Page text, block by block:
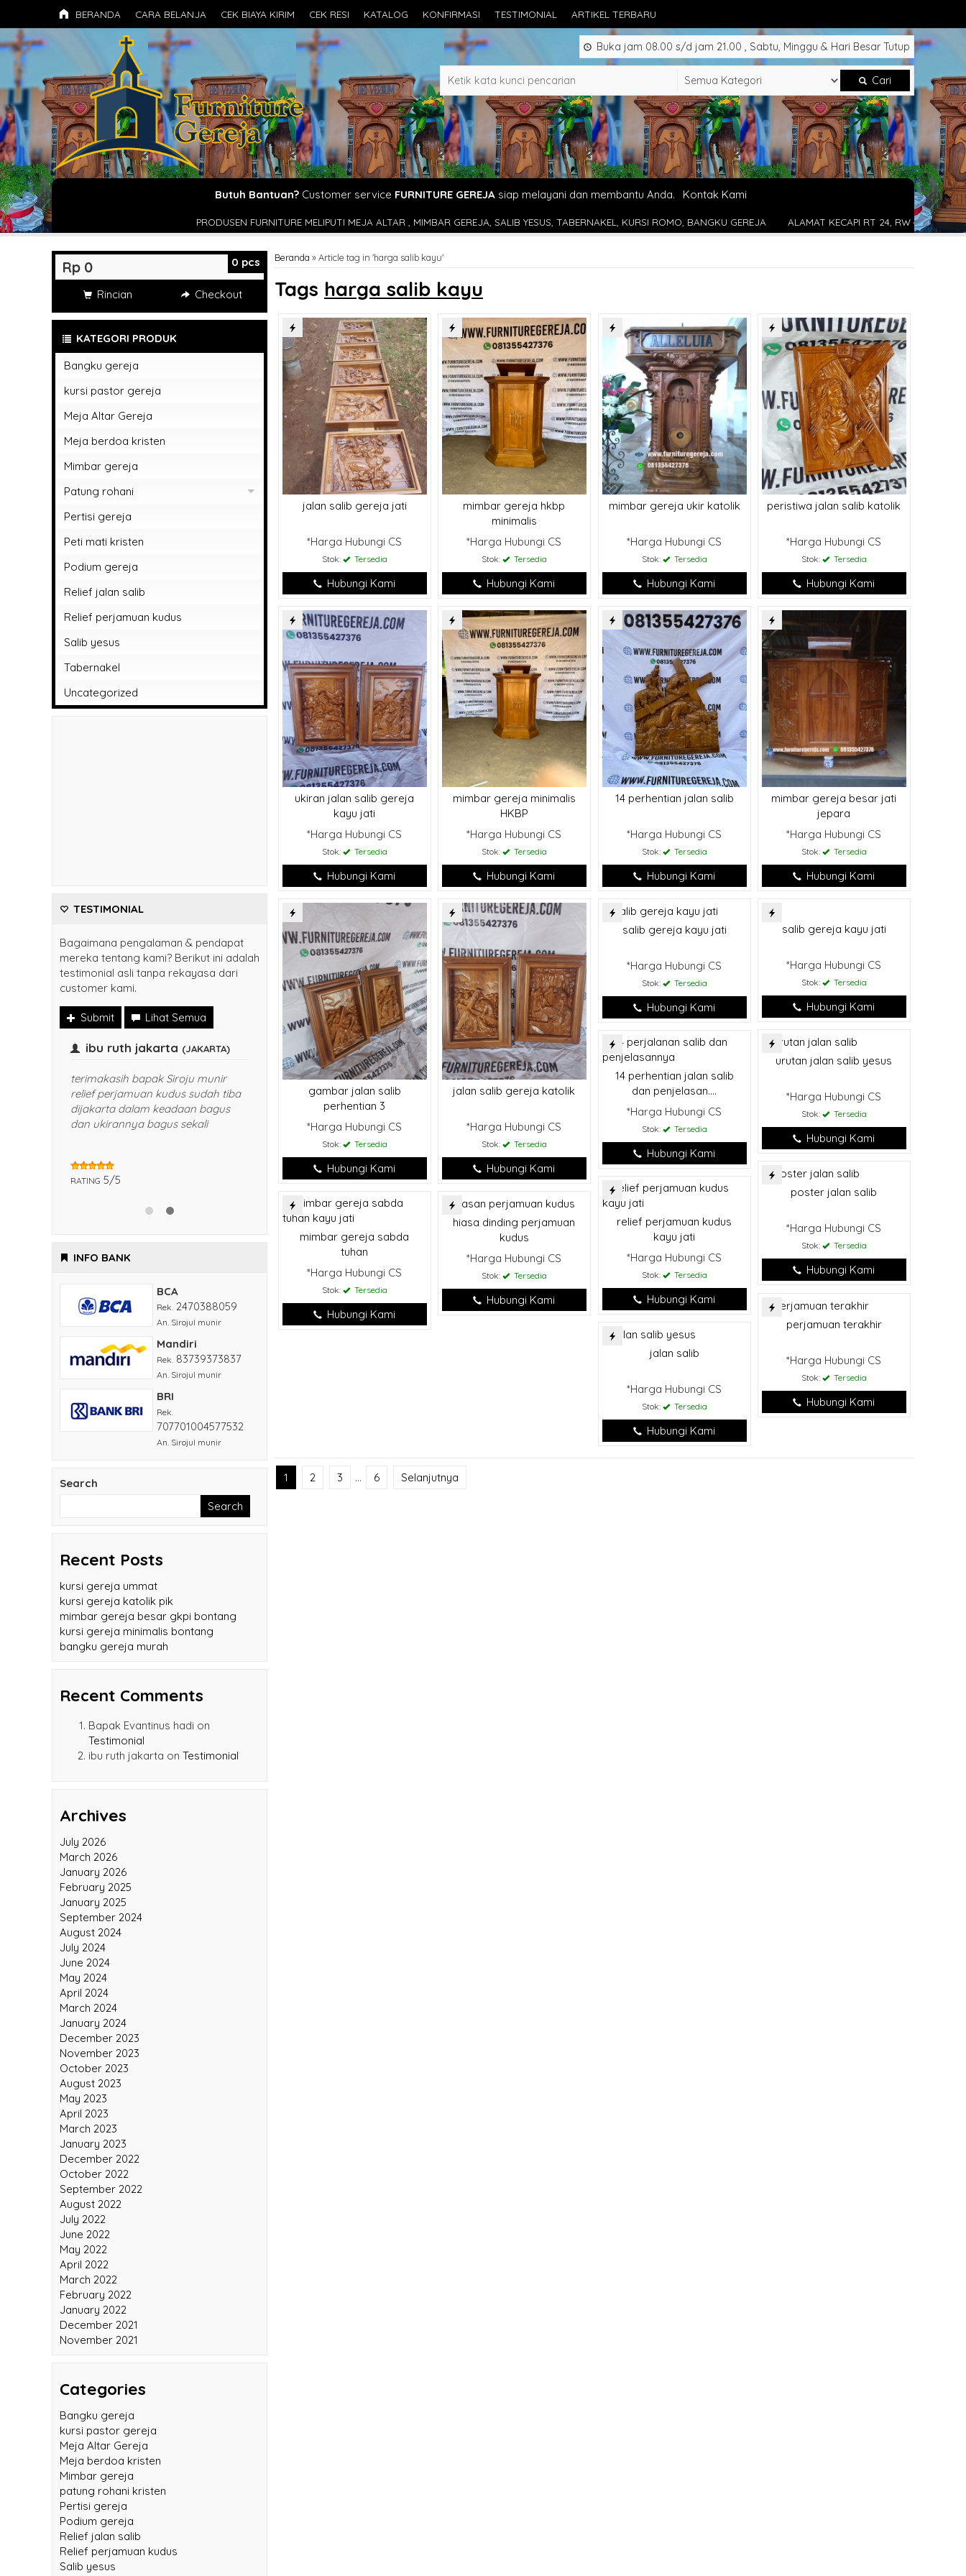
BERANDA CARA BELANJA CEK BIAYA KIRIM CEK RESI KATALOG KONFIRMASI TESTIMONIAL ARTIKEL TERBARU
Buka jam 08.00 s/d jam 21.00 , Sabtu, Minggu & Hari Besar Tutup
Cari
Butuh Bantuan?Customer service FURNITURE GEREJAsiap melayani dan membantu Anda. Kontak Kami
PRODUSEN FURNITURE MELIPUTI MEJA ALTAR , MIMBAR GEREJA, SALIB YESUS, TABERNAKEL, KURSI ROMO, BANGKU GEREJA ALAMAT KECAPI RT 24, RW 4 - TAHUNAN - JEPARA
Beranda »Article tag in 'harga salib kayu'
Tags harga salib kayu
jalan salib gereja jati
*Harga Hubungi CS
Stok: Tersedia
Hubungi Kami
mimbar gereja hkbp
minimalis
*Harga Hubungi CS
Stok: Tersedia
Hubungi Kami
mimbar gereja ukir katolik
*Harga Hubungi CS
Stok: Tersedia
Hubungi Kami
peristiwa jalan salib katolik
*Harga Hubungi CS
Stok: Tersedia
Hubungi Kami
ukiran jalan salib gereja
kayu jati
*Harga Hubungi CS
Stok: Tersedia
Hubungi Kami
mimbar gereja minimalis
HKBP
*Harga Hubungi CS
Stok: Tersedia
Hubungi Kami
14 perhentian jalan salib
*Harga Hubungi CS
Stok: Tersedia
Hubungi Kami
mimbar gereja besar jati
jepara
*Harga Hubungi CS
Stok: Tersedia
Hubungi Kami
gambar jalan salib
perhentian 3
*Harga Hubungi CS
Stok: Tersedia
Hubungi Kami
jalan salib gereja katolik
*Harga Hubungi CS
Stok: Tersedia
Hubungi Kami
salib gereja kayu jati
*Harga Hubungi CS
Stok: Tersedia
Hubungi Kami
salib gereja kayu jati
*Harga Hubungi CS
Stok: Tersedia
Hubungi Kami
urutan jalan salib yesus
*Harga Hubungi CS
Stok: Tersedia
Hubungi Kami
14 perhentian jalan salib
dan penjelasan....
*Harga Hubungi CS
Stok: Tersedia
Hubungi Kami
poster jalan salib
*Harga Hubungi CS
Stok: Tersedia
Hubungi Kami
relief perjamuan kudus
kayu jati
*Harga Hubungi CS
Stok: Tersedia
Hubungi Kami
mimbar gereja sabda
tuhan
*Harga Hubungi CS
Stok: Tersedia
Hubungi Kami
hiasa dinding perjamuan
kudus
*Harga Hubungi CS
Stok: Tersedia
Hubungi Kami
perjamuan terakhir
*Harga Hubungi CS
Stok: Tersedia
Hubungi Kami
jalan salib
*Harga Hubungi CS
Stok: Tersedia
Hubungi Kami
1 2 3 … 6 Selanjutnya
0 pcs
Rp 0
Rincian Checkout
KATEGORI PRODUK
Bangku gereja
kursi pastor gereja
Meja Altar Gereja
Meja berdoa kristen
Mimbar gereja
Patung rohani
Patung rohani bunda maria
patung rohani kristen
Patung rohani yesus memberkati
Pertisi gereja
Peti mati kristen
Podium gereja
Relief jalan salib
Relief perjamuan kudus
Salib yesus
Tabernakel
Uncategorized
TESTIMONIAL
Bagaimana pengalaman & pendapat
mereka tentang kami? Berikut ini adalah
testimonial asli tanpa rekayasa dari
customer kami.
Submit Lihat Semua
Bapak Evantinus hadi
Meja altarnya bagus banget pak,
finisingnya halus sangat
rekomendid, terimakasih bapak
ibu ruth jakarta(JAKARTA)
terimakasih bapak Siroju munir
relief perjamuan kudus sudah tiba
dijakarta dalam keadaan bagus
dan ukirannya bagus sekali
5/5
BCA
Rek.2470388059
An. Sirojul munir
Mandiri
Rek.83739373837
An. Sirojul munir
BRI
Rek.
707701004577532
kursi gereja ummat
kursi gereja katolik pik
mimbar gereja besar gkpi bontang
kursi gereja minimalis bontang
Bapak Evantinus hadi
Testimonial
July 2026
March 2026
January 2026
February 2025
January 2025
September 2024
August 2024
July 2024
June 2024
May 2024
April 2024
March 2024
January 2024
December 2023
November 2023
October 2023
August 2023
May 2023
April 2023
March 2023
January 2023
December 2022
October 2022
September 2022
August 2022
July 2022
June 2022
May 2022
April 2022
March 2022
February 2022
January 2022
December 2021
Bangku gereja
kursi pastor gereja
Meja Altar Gereja
Meja berdoa kristen
Mimbar gereja
patung rohani kristen
Pertisi gereja
Podium gereja
Relief jalan salib
Relief perjamuan kudus